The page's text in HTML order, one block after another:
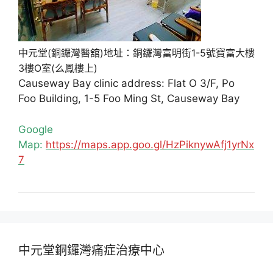
中元堂(銅鑼灣醫舘)地址：銅鑼灣富明街1-5號寶富大樓
3樓O室(么鳳樓上)
Causeway Bay clinic address: Flat O 3/F, Po
Foo Building, 1-5 Foo Ming St, Causeway Bay
Google
Map: https://maps.app.goo.gl/HzPiknywAfj1yrNx
7
中元堂銅鑼灣痛症治療中心